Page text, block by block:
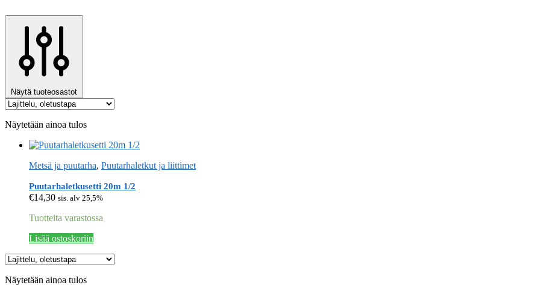
Näytä tuoteosastot
Näytetään ainoa tulos
Metsä ja puutarha, Puutarhaletkut ja liittimet
Puutarhaletkusetti 20m 1/2
€14,30 sis. alv 25,5%
Tuotteita varastossa
Lisää ostoskoriin
Näytetään ainoa tulos